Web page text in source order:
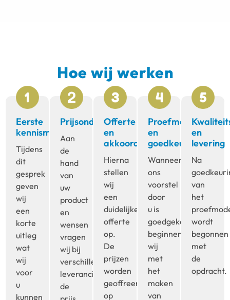
Hoe wij werken
Eerste
kennismaking
Tijdens
dit
gesprek
geven
wij
een
korte
uitleg
wat
wij
voor
u
kunnen
Prijsonderzoek
Aan
de
hand
van
uw
product
en
wensen
vragen
wij bij
verschillende
leveranciers
de
Offerte
en
akkoord
Hierna
stellen
wij
een
duidelijke
offerte
op.
De
prijzen
worden
geoffreerd
op
Proefmodel
en
goedkeuring
Wanneer
ons
voorstel
door
u is
goedgekeurd,
beginnen
wij
met
het
maken
van
en
levering
Na
van
het
wordt
begonnen
met
de
opdracht.